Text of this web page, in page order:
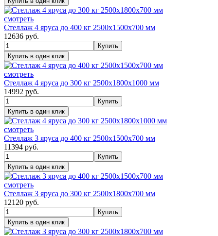
смотреть
Стеллаж 4 яруса до 400 кг 2500х1500х700 мм
12636 руб.
смотреть
Стеллаж 4 яруса до 300 кг 2500х1800х1000 мм
14992 руб.
смотреть
Стеллаж 3 яруса до 400 кг 2500х1500х700 мм
11394 руб.
смотреть
Стеллаж 3 яруса до 300 кг 2500х1800х700 мм
12120 руб.